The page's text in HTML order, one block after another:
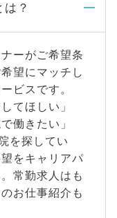
？
ーがご希望条
望にマッチし
ビスです。
てほしい」
働きたい」
を探してい
をキャリアパ
常勤求人はも
お仕事紹介も